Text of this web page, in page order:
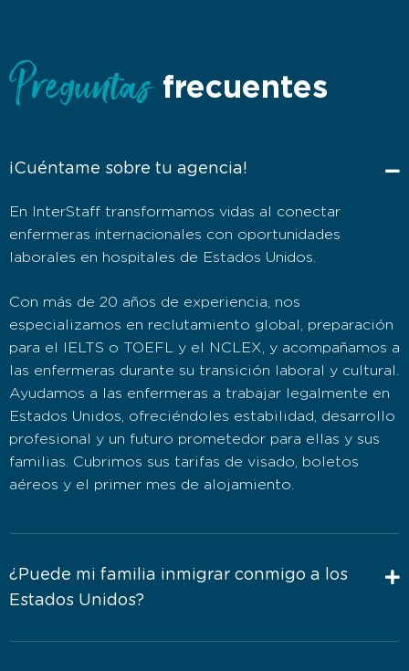
Preguntasfrecuentes
¡Cuéntame sobre tu agencia!
En InterStaff transformamos vidas al conectar
enfermeras internacionales con oportunidades
laborales en hospitales de Estados Unidos.
Con más de 20 años de experiencia, nos
especializamos en reclutamiento global, preparación
para el IELTS o TOEFL y el NCLEX, y acompañamos a
las enfermeras durante su transición laboral y cultural.
Ayudamos a las enfermeras a trabajar legalmente en
Estados Unidos, ofreciéndoles estabilidad, desarrollo
profesional y un futuro prometedor para ellas y sus
familias. Cubrimos sus tarifas de visado, boletos
aéreos y el primer mes de alojamiento.
¿Puede mi familia inmigrar conmigo a los
Estados Unidos?